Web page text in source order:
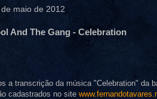
maio de 2012
And The Gang - Celebration
a transcrição da música "Celebration" da
cadastrados no site